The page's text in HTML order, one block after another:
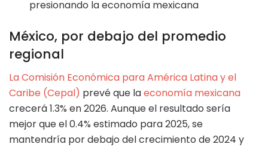
presionando la economía mexicana
México, por debajo del promedio
regional
La Comisión Económica para América Latina y el
Caribe (Cepal) prevé que laeconomía mexicana
crecerá 1.3% en 2026. Aunque el resultado sería
mejor que el 0.4% estimado para 2025, se
mantendría por debajo del crecimiento de 2024 y